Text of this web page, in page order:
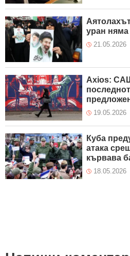
уран няма
21.05.2026
Axios:
19.05.2026
Куба
атака
кървава
18.05.2026